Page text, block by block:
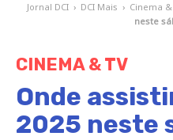
Jornal DCI › DCI Mais › Cinema
neste
CINEMA & TV
Onde
2025 neste